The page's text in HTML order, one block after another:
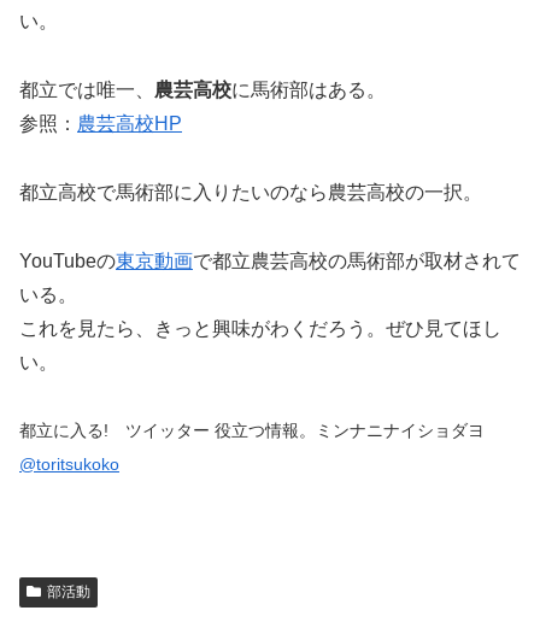
い。
都立では唯一、 農芸高校に馬術部はある。
参照： 農芸高校HP
都立高校で馬術部に入りたいのなら農芸高校の一択。
YouTubeの東京動画で都立農芸高校の馬術部が取材されて
いる。
これを見たら、きっと興味がわくだろう。ぜひ見てほし
い。
都立に入る! ツイッター 役立つ情報。ミンナニナイショダヨ
@toritsukoko
部活動